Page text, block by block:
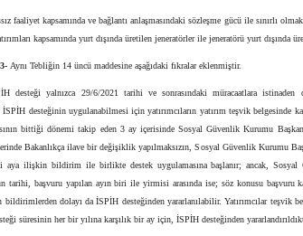
faaliyet kapsamında ve bağlantı anlaşmasındaki sözleşme gücü ile sınırlı
kapsamında yurt dışında üretilen jeneratörler ile jeneratörü yurt dışında
Aynı Tebliğin 14 üncü maddesine aşağıdaki fıkralar eklenmiştir.
desteği yalnızca 29/6/2021 tarihi ve sonrasındaki müracaatlara istinaden
İSPİH desteğinin uygulanabilmesi için yatırımcıların yatırım teşvik belgesinde
bittiği dönemi takip eden 3 ay içerisinde Sosyal Güvenlik Kurumu
Bakanlıkça ilave bir değişiklik yapılmaksızın, Sosyal Güvenlik Kurumu
aya ilişkin bildirim ile birlikte destek uygulamasına başlanır; ancak, Sosyal
tarihi, başvuru yapılan ayın biri ile yirmisi arasında ise; söz konusu başvuru
bildirimlerden dolayı da İSPİH desteğinden yararlanılabilir. Yatırımcılar teşvik
süresinin her bir yılına karşılık bir ay için, İSPİH desteğinden